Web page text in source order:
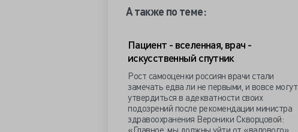
А также по теме:
Пациент - вселенная, врач -
искусственный спутник
Рост самооценки россиян врачи стали
замечать едва ли не первыми, и вовсе могут
утвердиться в адекватности своих
подозрений после рекомендации министра
здравоохранения Вероники Скворцовой: